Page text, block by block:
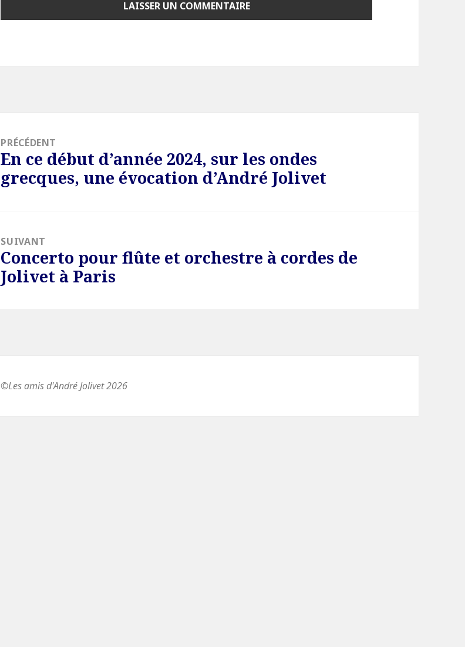
PRÉCÉDENT
Article
précédent :
En ce début d’année 2024, sur les ondes
grecques, une évocation d’André Jolivet
SUIVANT
Article
suivant :
Concerto pour flûte et orchestre à cordes de
Jolivet à Paris
©Les amis d'André Jolivet 2026